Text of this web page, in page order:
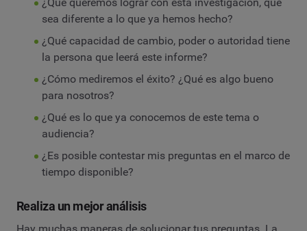
sea diferente a lo que ya hemos hecho?
¿Qué capacidad de cambio, poder o autoridad tiene
la persona que leerá este informe?
¿Cómo mediremos el éxito? ¿Qué es algo bueno
para nosotros?
¿Qué es lo que ya conocemos de este tema o
audiencia?
¿Es posible contestar mis preguntas en el marco de
tiempo disponible?
Realiza un mejor análisis